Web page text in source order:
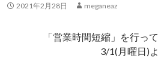
2021年2月28日 meganeaz
「営業時間短縮」を行っ
3/1(月曜日)